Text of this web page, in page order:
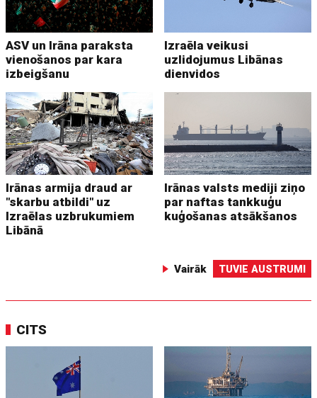
ASV un Irāna paraksta
vienošanos par kara
izbeigšanu
Izraēla veikusi
uzlidojumus Libānas
dienvidos
Irānas armija draud ar
"skarbu atbildi" uz
Izraēlas uzbrukumiem
Libānā
Irānas valsts mediji ziņo
par naftas tankkuģu
kuģošanas atsākšanos
Vairāk TUVIE AUSTRUMI
CITS